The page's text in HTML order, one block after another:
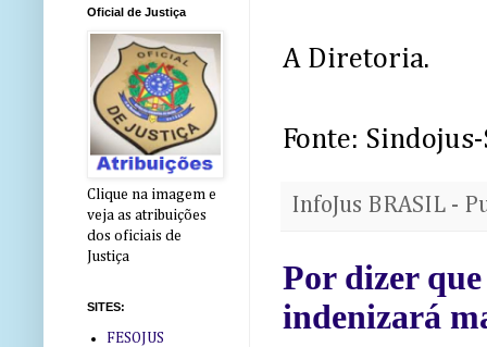
A Diretoria.
Fonte: Sindojus-
InfoJus BRASIL -
Por dizer
indenizará
Oficial de Justiça
Clique na imagem e
veja as atribuições
dos oficiais de
Justiça
SITES:
FESOJUS